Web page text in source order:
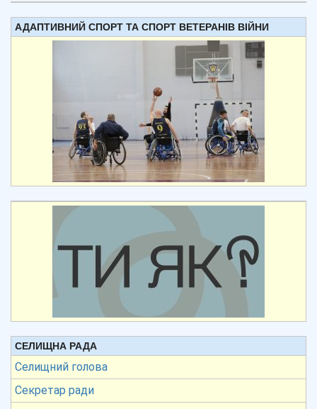
АДАПТИВНИЙ СПОРТ ТА СПОРТ ВЕТЕРАНІВ ВІЙНИ
СЕЛИЩНА РАДА
Селищний голова
Секретар ради